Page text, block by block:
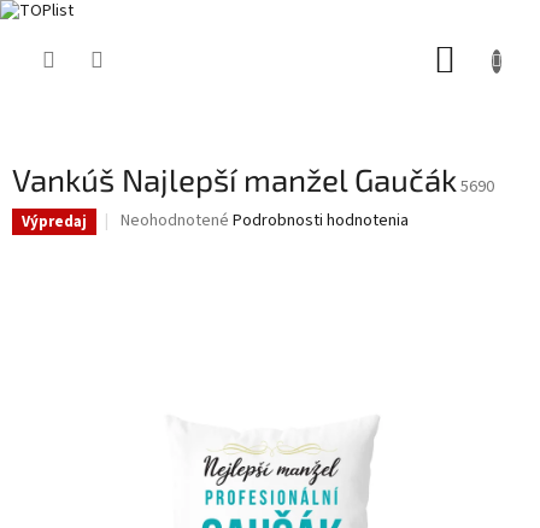
Vankúš Najlepší manžel Gaučák 5690
Výpredaj
Priemerné
Neohodnotené Podrobnosti hodnotenia